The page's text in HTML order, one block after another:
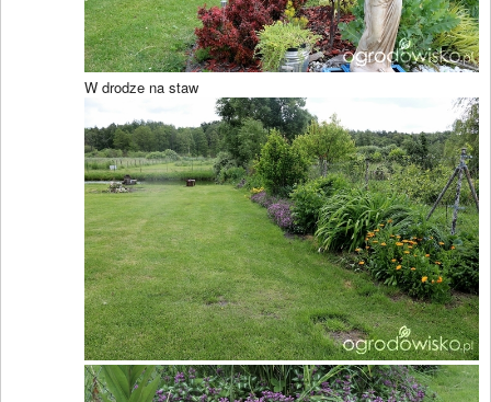
W drodze na staw